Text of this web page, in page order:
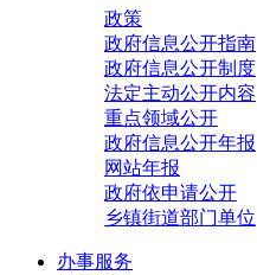
政策
政府信息公开指南
政府信息公开制度
法定主动公开内容
重点领域公开
政府信息公开年报
网站年报
政府依申请公开
乡镇街道部门单位
办事服务